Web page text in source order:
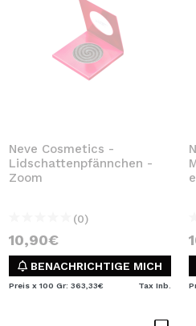
Neve Cosmetics -
Lidschattenpfännchen -
Zoom
(0)
10,90€
BENACHRICHTIGE MICH
Preis x 100 Gr: 363,33€ Tax Inb.